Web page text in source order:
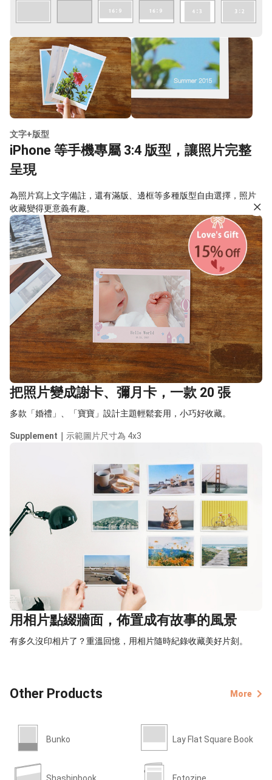
文字+版型
iPhone 等手機專屬 3:4 版型，讓照片完整
呈現
為照片寫上文字備註，還有滿版、邊框等多種版型自由選擇，照片
收藏變得更意義有趣。
把照片變成謝卡、彌月卡，一款 20 張
多款「婚禮」、「寶寶」設計主題輕鬆套用，小巧好收藏。
Supplement｜ 示範圖片尺寸為 4x3
用相片點綴牆面，佈置成有故事的風景
有多久沒印相片了？重溫回憶，用相片隨時紀錄收藏美好片刻。
Other Products More
Bunko Lay Flat Square Book